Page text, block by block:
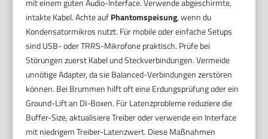
mit einem guten Audio-Interface. Verwende abgeschirmte,
intakte Kabel. Achte aufPhantomspeisung, wenn du
Kondensatormikros nutzt. Für mobile oder einfache Setups
sind USB- oder TRRS-Mikrofone praktisch. Prüfe bei
Störungen zuerst Kabel und Steckverbindungen. Vermeide
unnötige Adapter, da sie Balanced-Verbindungen zerstören
können. Bei Brummen hilft oft eine Erdungsprüfung oder ein
Ground-Lift an DI-Boxen. Für Latenzprobleme reduziere die
Buffer-Size, aktualisiere Treiber oder verwende ein Interface
mit niedrigem Treiber-Latenzwert. Diese Maßnahmen